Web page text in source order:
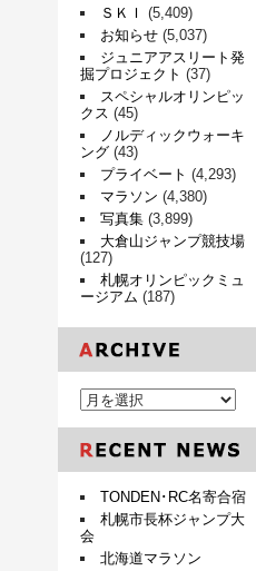
ＳＫＩ
(5,409)
お知らせ (5,037)
ジュニアアスリート発
掘プロジェクト (37)
スペシャルオリンピッ
クス (45)
ノルディックウォーキ
ング (43)
プライベート (4,293)
マラソン (4,380)
写真集 (3,899)
大倉山ジャンプ競技場
(127)
札幌オリンピックミュ
ージアム (187)
TONDEN･RC名寄合宿
札幌市長杯ジャンプ大
会
北海道マラソン